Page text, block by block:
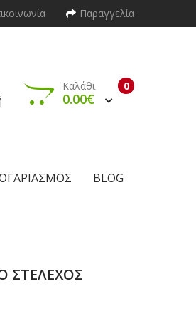
Παραγγελία
0
Καλάθι
0.00€
BLOG
ΣΤΕΛΕΧΟΣ